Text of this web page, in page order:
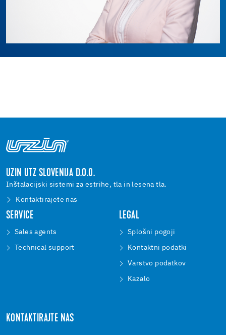
UZIN UTZ SLOVENIJA D.O.O.
Inštalacijski sistemi za estrihe, tla in lesena tla.
Kontaktirajete nas
SERVICE
Sales agents
Technical support
LEGAL
Splošni pogoji
Kontaktni podatki
Varstvo podatkov
Kazalo
KONTAKTIRAJTE NAS